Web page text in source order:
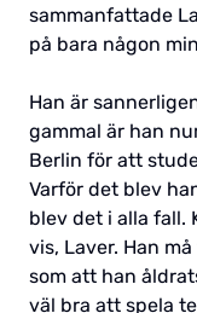
sammanfattade
på bara någon
Han är
gammal är han
Berlin för att
Varför det blev
blev det i alla fall.
vis, Laver. Han
som att han
väl bra att spela